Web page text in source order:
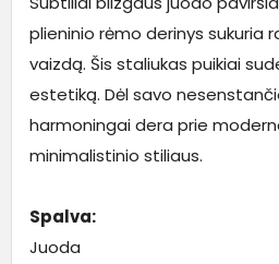
plieninio rėmo derinys sukuria
vaizdą. Šis staliukas puikiai
estetiką. Dėl savo
harmoningai dera prie
minimalistinio stiliaus.
Spalva:
Juoda